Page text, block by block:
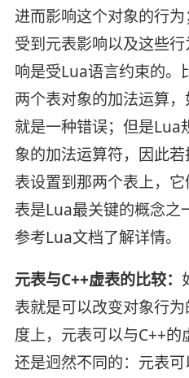
进而影响这个对象的行
受到元表影响以及这些
响是受Lua语言约束的。
两个表对象的加法运算，
就是一种错误；但是Lua
象的加法运算符，因此
表设置到那两个表上，
表是Lua最关键的概念之
参考Lua文档了解详情。
元表与C++虚表的比较：
表就是可以改变对象行
度上，元表可以与C++
还是迥然不同的：元表